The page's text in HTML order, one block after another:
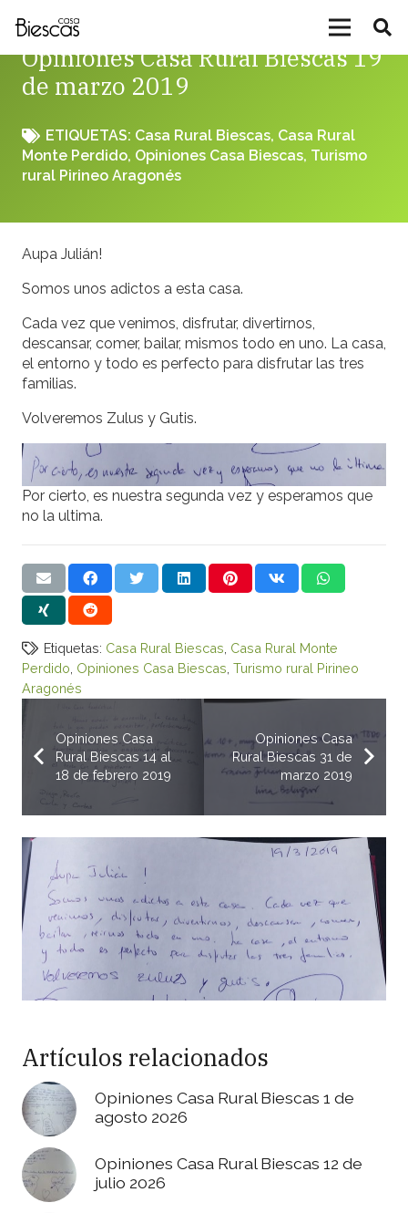
Opiniones Casa Rural Biescas 19
de marzo 2019
ETIQUETAS: Casa Rural Biescas, Casa Rural
Monte Perdido, Opiniones Casa Biescas, Turismo
rural Pirineo Aragonés
Aupa Julián!
Somos unos adictos a esta casa.
Cada vez que venimos, disfrutar, divertirnos,
descansar, comer, bailar, mismos todo en uno. La casa,
el entorno y todo es perfecto para disfrutar las tres
familias.
Volveremos Zulus y Gutis.
Por cierto, es nuestra segunda vez y esperamos que
no la ultima.
Etiquetas: Casa Rural Biescas Casa Rural Monte
Perdido Opiniones Casa Biescas Turismo rural Pirineo
Aragonés
Opiniones Casa
Rural Biescas 14 al
18 de febrero 2019
Opiniones Casa
Rural Biescas 31 de
marzo 2019
Artículos relacionados
Opiniones Casa Rural Biescas 1 de
agosto 2026
Opiniones Casa Rural Biescas 12 de
julio 2026